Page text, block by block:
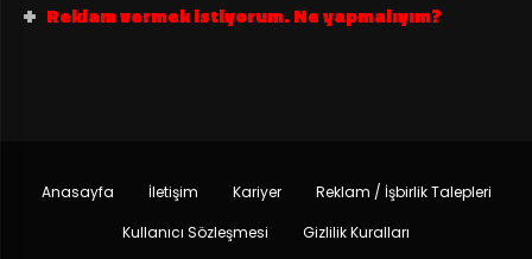
Reklam vermek istiyorum. Ne yapmalıyım?
Anasayfa İletişim Kariyer
Reklam / İşbirlik Talepleri
Kullanıcı Sözleşmesi
Gizlilik Kuralları